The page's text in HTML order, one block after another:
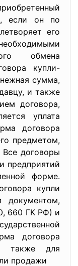
если он по
его
обмена
купли-
сумма,
и также
договора,
уплата
договора
предметом,
договоры
предприятий
форме.
купли
документом,
660 ГК РФ) и
договора
также для
продажи